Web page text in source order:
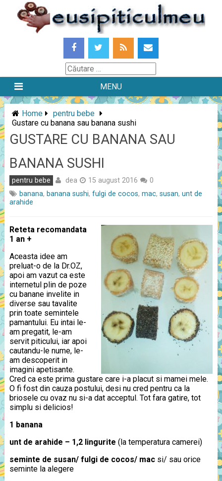
content
Căutare
MENU
Home
pentru bebe
Gustare cu banana sau banana sushi
GUSTARE CU BANANA SAU
BANANA SUSHI
pentru bebe dea 15 august 2016
0
banana, banana sushi, fulgi de cocos, mac, susan, unt de
arahide
Reteta recomandata
1 an +
Aceasta idee am
preluat-o de la Dr.OZ,
apoi am vazut ca este
internetul plin de poze
cu banane invelite in
diverse sau tavalite
prin toate semintele
pamantului. Eu intai le-
am pregatit, le-am
servit piticului, iar apoi
cautandu-le nume, le-
am descoperit in
imagini apetisante.
Cred ca este prima gustare care i-a placut si mamei mele.
O fi fost din cauza postului, desi nu cred pentru ca la
briosele cu ovaz nu si-a dat acceptul. Tot fara gatire, tot
simplu si delicios!
1 banana
unt de arahide – 1,2 lingurite (la temperatura camerei)
seminte de susan/ fulgi de cocos/ macsi/ sau orice
seminte la alegere